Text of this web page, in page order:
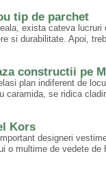
tip de parchet
exista cateva
si durabilitate. Apoi,
constructii pe
plan indiferent de
caramida, se ridica
Kors
designeri
o multime de vedete